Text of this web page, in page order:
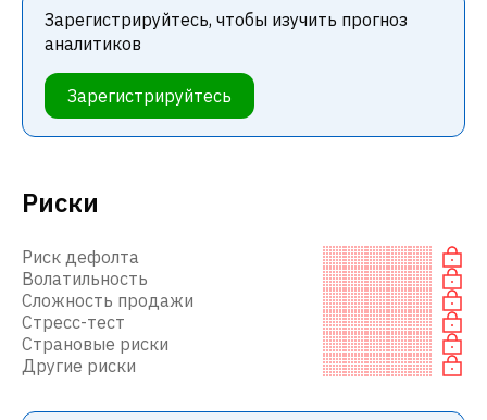
Риски
Риск дефолта
Волатильность
Сложность продажи
Стресс-тест
Страновые риски
Другие риски
Зарегистрируйтесь, чтобы изучить прогноз
аналитиков
Зарегистрируйтесь